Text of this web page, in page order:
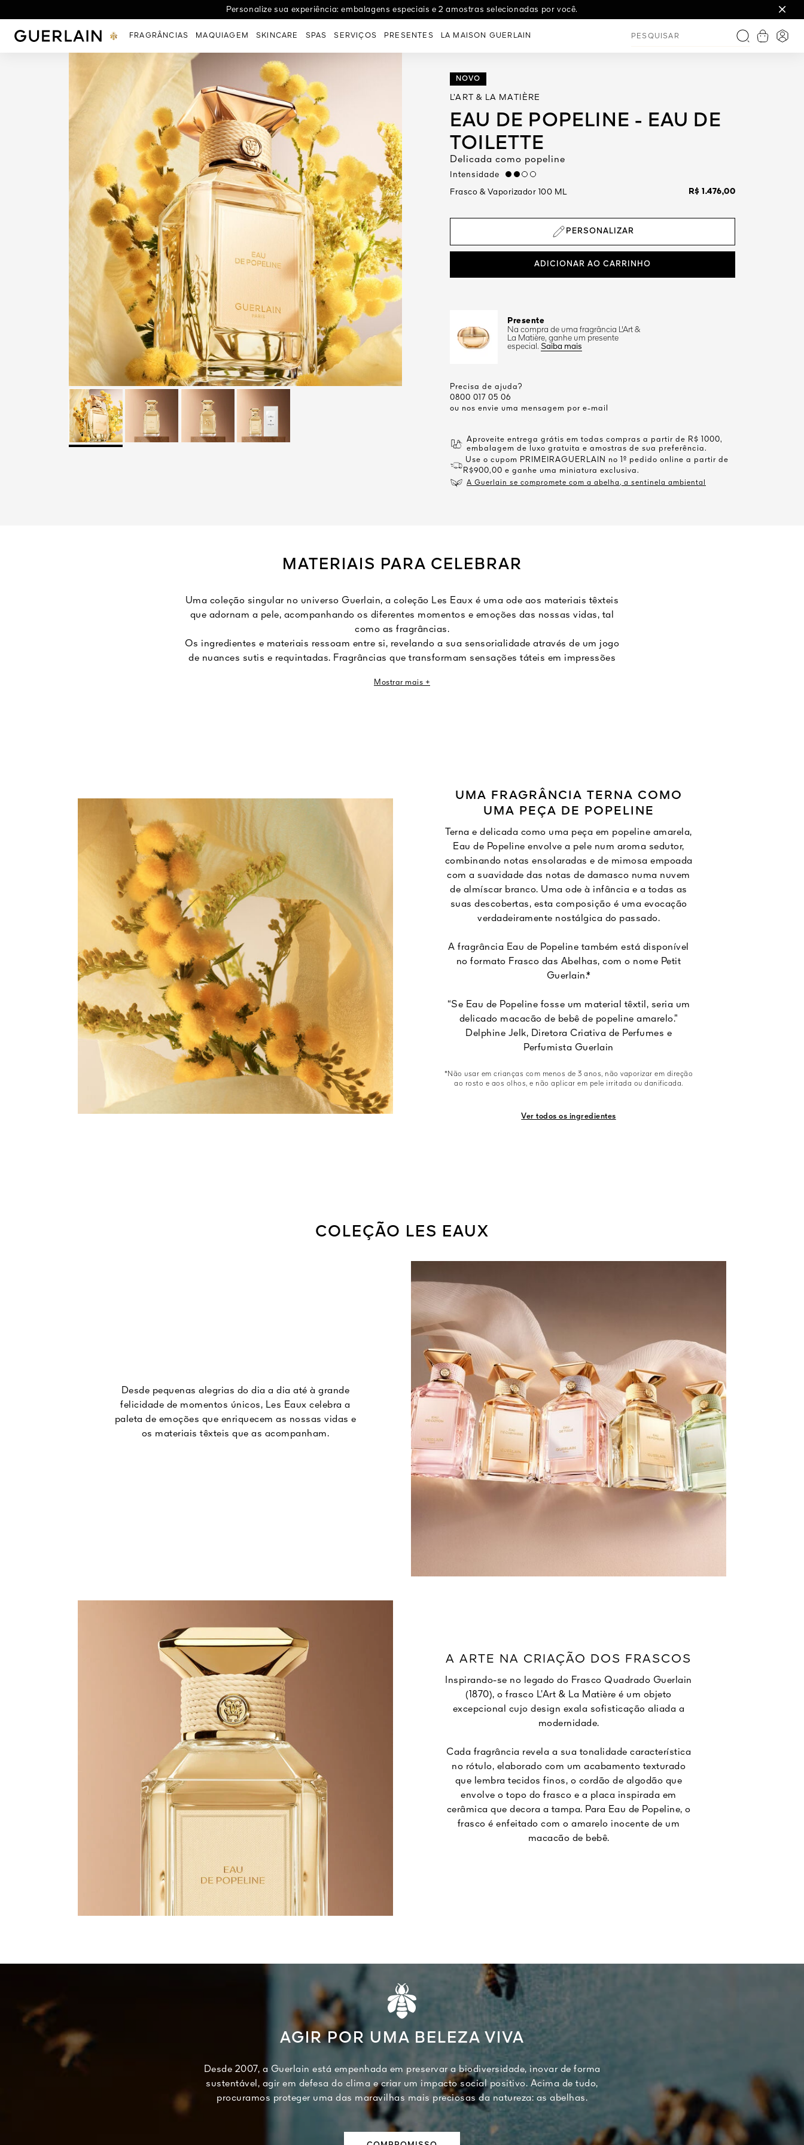
Personalize sua experiência: embalagens especiais e 2 amostras selecionadas por você.
GUERLAIN - (Voltar à Página Inicial)
FRAGRÂNCIAS MAQUIAGEM SKINCARE SPAS SERVIÇOS PRESENTES LA MAISON GUERLAIN
Pesquisar
Ver
NOVO
L’ART & LA MATIÈRE
EAU DE POPELINE - EAU DE
TOILETTE
Delicada como popeline
Intensidade medium
Frasco & Vaporizador 100 ML R$ 1.476,00
PERSONALIZAR
ADICIONAR AO CARRINHO
Presente
Na compra de uma fragrância L'Art &
La Matière, ganhe um presente
especial. Saiba mais
Precisa de ajuda?
0800 017 05 06
ou nos envie uma mensagem por e-mail
Aproveite entrega grátis em todas compras a partir de R$ 1000,
embalagem de luxo gratuita e amostras de sua preferência.
Use o cupom PRIMEIRAGUERLAIN no 1º pedido online a partir de
R$900,00 e ganhe uma miniatura exclusiva.
A Guerlain se compromete com a abelha, a sentinela ambiental
MATERIAIS PARA CELEBRAR
Uma coleção singular no universo Guerlain, a coleção Les Eaux é uma ode aos materiais têxteis
que adornam a pele, acompanhando os diferentes momentos e emoções das nossas vidas, tal
como as fragrâncias.
Os ingredientes e materiais ressoam entre si, revelando a sua sensorialidade através de um jogo
de nuances sutis e requintadas. Fragrâncias que transformam sensações táteis em impressões
Mostrar mais +
UMA FRAGRÂNCIA TERNA COMO
UMA PEÇA DE POPELINE
Terna e delicada como uma peça em popeline amarela,
Eau de Popeline envolve a pele num aroma sedutor,
combinando notas ensolaradas e de mimosa empoada
com a suavidade das notas de damasco numa nuvem
de almíscar branco. Uma ode à infância e a todas as
suas descobertas, esta composição é uma evocação
verdadeiramente nostálgica do passado.
A fragrância Eau de Popeline também está disponível
no formato Frasco das Abelhas, com o nome Petit
Guerlain.*
“Se Eau de Popeline fosse um material têxtil, seria um
delicado macacão de bebê de popeline amarelo.”
Delphine Jelk, Diretora Criativa de Perfumes e
Perfumista Guerlain
*Não usar em crianças com menos de 3 anos, não vaporizar em direção
ao rosto e aos olhos, e não aplicar em pele irritada ou danificada.
Ver todos os ingredientes
COLEÇÃO LES EAUX
Desde pequenas alegrias do dia a dia até à grande
felicidade de momentos únicos, Les Eaux celebra a
paleta de emoções que enriquecem as nossas vidas e
os materiais têxteis que as acompanham.
A ARTE NA CRIAÇÃO DOS FRASCOS
Inspirando-se no legado do Frasco Quadrado Guerlain
(1870), o frasco L’Art & La Matière é um objeto
excepcional cujo design exala sofisticação aliada a
modernidade.
Cada fragrância revela a sua tonalidade característica
no rótulo, elaborado com um acabamento texturado
que lembra tecidos finos, o cordão de algodão que
envolve o topo do frasco e a placa inspirada em
cerâmica que decora a tampa. Para Eau de Popeline, o
frasco é enfeitado com o amarelo inocente de um
macacão de bebê.
AGIR POR UMA BELEZA VIVA
Desde 2007, a Guerlain está empenhada em preservar a biodiversidade, inovar de forma
sustentável, agir em defesa do clima e criar um impacto social positivo. Acima de tudo,
procuramos proteger uma das maravilhas mais preciosas da natureza: as abelhas.